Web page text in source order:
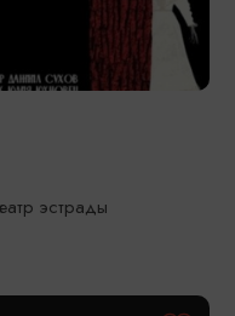
эстрады